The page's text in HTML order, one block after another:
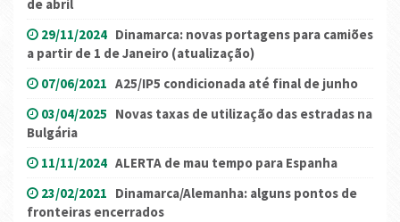
de abril
29/11/2024 Dinamarca: novas portagens para camiões
a partir de 1 de Janeiro (atualização)
07/06/2021 A25/IP5 condicionada até final de junho
03/04/2025 Novas taxas de utilização das estradas na
Bulgária
11/11/2024 ALERTA de mau tempo para Espanha
23/02/2021 Dinamarca/Alemanha: alguns pontos de
fronteiras encerrados